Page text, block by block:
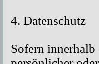
4. Datenschutz
Sofern